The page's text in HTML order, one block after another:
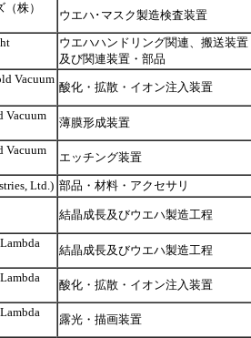
株）
ウエハ･マスク製造検査装置
ウエハハンドリング関連、搬送装置
及び関連装置・部品
Vacuum
酸化・拡散・イオン注入装置
Vacuum
薄膜形成装置
Vacuum
エッチング装置
Ltd.) 部品・材料・アクセサリ
結晶成長及びウエハ製造工程
結晶成長及びウエハ製造工程
酸化・拡散・イオン注入装置
露光・描画装置